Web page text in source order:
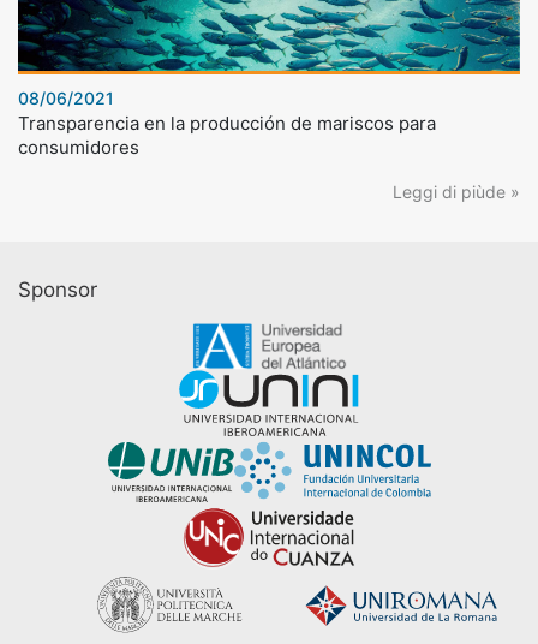
08/06/2021
Transparencia en la producción de mariscos para
consumidores
Leggi di piùde »
Sponsor